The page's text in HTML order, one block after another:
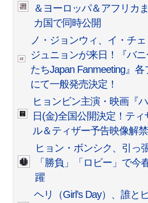
＆ヨーロッパ＆アフリカ
カ国で同時公開
ノ・ジョンウィ、イ・チェ
ジュニョンが来日！『バ
たちJapan Fanmeeting』
にて一般発売決定！
ヒョンビン主演・映画『
日(金)全国公開決定！テ
ル＆ティザー予告映像解禁
ヒョン・ボンシク、引っ
「勝負」「ロビー」で今
躍
ヘリ（Girl’s Day）、誰と